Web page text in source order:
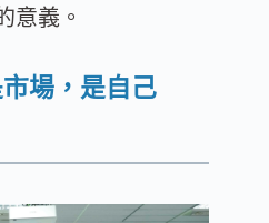
意義。
場，是自己